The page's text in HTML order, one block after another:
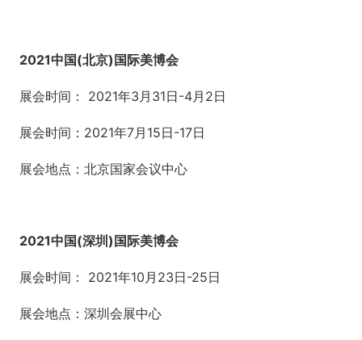
2021中国(北京)国际美博会
展会时间： 2021年3月31日-4月2日
展会时间：2021年7月15日-17日
展会地点：北京国家会议中心
2021中国(深圳)国际美博会
展会时间： 2021年10月23日-25日
展会地点：深圳会展中心